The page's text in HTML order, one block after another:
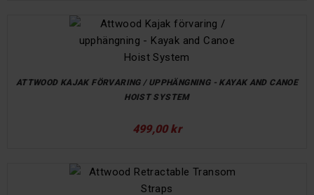
ATTWOOD KAJAK FÖRVARING / UPPHÄNGNING - KAYAK AND CANOE
HOIST SYSTEM
499,00 kr